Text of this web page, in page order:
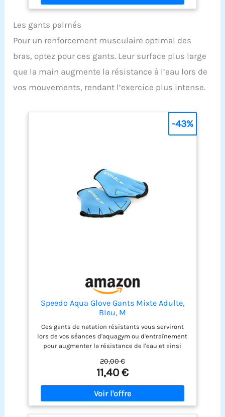
Les gants palmés
Pour un renforcement musculaire optimal des
bras, optez pour ces gants. Leur surface plus large
que la main augmente la résistance à l’eau lors de
vos mouvements, rendant l’exercice plus intense.
Speedo Aqua Glove Gants Mixte Adulte,
Bleu, M
Ces gants de natation résistants vous serviront
lors de vos séances d'aquagym ou d'entraînement
pour augmenter la résistance de l'eau et ainsi
supérieurs. Le néoprène est résistant Les GANTS
de natation peuvent être plus faciles à porter que
les plaquettes de mains et permettent de vous
entraîner de façon moins intense. Des gants
palmés durables en néoprène pour un
entraînement de résistance aquatique Des gants
20,00 €
11,40 €
-43%